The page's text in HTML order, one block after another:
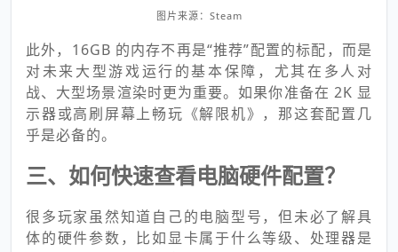
图片来源：Steam
此外，16GB 的内存不再是“推荐”配置的标配，而是
对未来大型游戏运行的基本保障，尤其在多人对
战、大型场景渲染时更为重要。如果你准备在 2K 显
示器或高刷屏幕上畅玩《解限机》，那这套配置几
乎是必备的。
三、如何快速查看电脑硬件配置？
很多玩家虽然知道自己的电脑型号，但未必了解具
体的硬件参数，比如显卡属于什么等级、处理器是